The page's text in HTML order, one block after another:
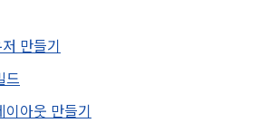
만들기
드
아웃 만들기